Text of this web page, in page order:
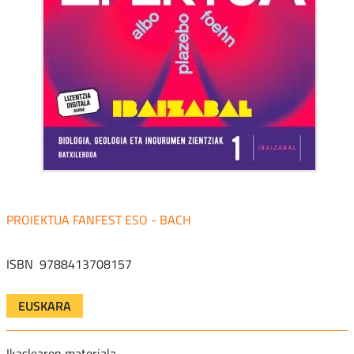
FANFEST ESO - BACH
ISBN 9788413708157
EUSKARA